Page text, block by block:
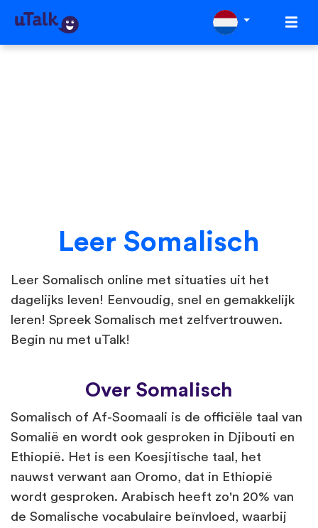
Leer Somalisch
Leer Somalisch online met situaties uit het
dagelijks leven! Eenvoudig, snel en gemakkelijk
leren! Spreek Somalisch met zelfvertrouwen.
Begin nu met uTalk!
Over Somalisch
Somalisch of Af-Soomaali is de officiële taal van
Somalië en wordt ook gesproken in Djibouti en
Ethiopië. Het is een Koesjitische taal, het
nauwst verwant aan Oromo, dat in Ethiopië
wordt gesproken. Arabisch heeft zo'n 20% van
de Somalische vocabulaire beïnvloed, waarbij